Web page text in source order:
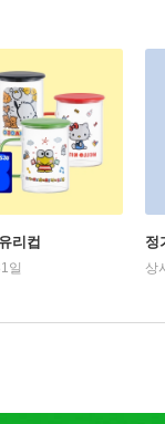
리컵
일
정
상